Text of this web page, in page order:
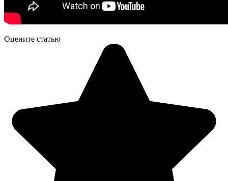
Оцените статью